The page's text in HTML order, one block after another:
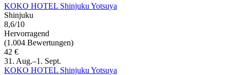
KOKO HOTEL Shinjuku Yotsuya
Shinjuku
8,6/10
Hervorragend
(1.004 Bewertungen)
42 €
31. Aug.–1. Sept.
KOKO HOTEL Shinjuku Yotsuya